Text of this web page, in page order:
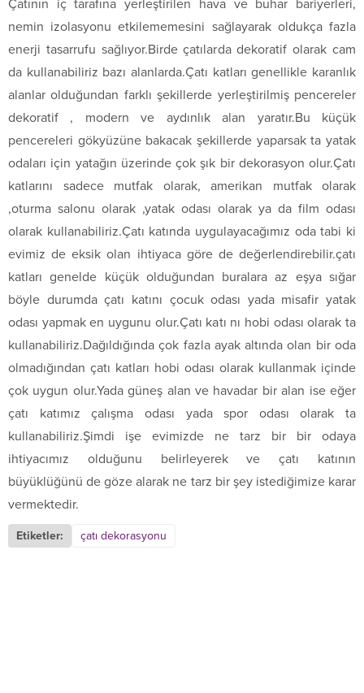
Çatının iç tarafına yerleştirilen hava ve buhar bariyerleri,
nemin izolasyonu etkilememesini sağlayarak oldukça fazla
enerji tasarrufu sağlıyor.Birde çatılarda dekoratif olarak cam
da kullanabiliriz bazı alanlarda.Çatı katları genellikle karanlık
alanlar olduğundan farklı şekillerde yerleştirilmiş pencereler
dekoratif , modern ve aydınlık alan yaratır.Bu küçük
pencereleri gökyüzüne bakacak şekillerde yaparsak ta yatak
odaları için yatağın üzerinde çok şık bir dekorasyon olur.Çatı
katlarını sadece mutfak olarak, amerikan mutfak olarak
,oturma salonu olarak ,yatak odası olarak ya da film odası
olarak kullanabiliriz.Çatı katında uygulayacağımız oda tabi ki
evimiz de eksik olan ihtiyaca göre de değerlendirebilir.çatı
katları genelde küçük olduğundan buralara az eşya sığar
böyle durumda çatı katını çocuk odası yada misafir yatak
odası yapmak en uygunu olur.Çatı katı nı hobi odası olarak ta
kullanabiliriz.Dağıldığında çok fazla ayak altında olan bir oda
olmadığından çatı katları hobi odası olarak kullanmak içinde
çok uygun olur.Yada güneş alan ve havadar bir alan ise eğer
çatı katımız çalışma odası yada spor odası olarak ta
kullanabiliriz.Şimdi işe evimizde ne tarz bir bir odaya
ihtiyacımız olduğunu belirleyerek ve çatı katının
büyüklüğünü de göze alarak ne tarz bir şey istediğimize karar
vermektedir.
Etiketler: çatı dekorasyonu